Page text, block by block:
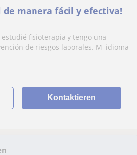
de manera fácil y efectiva!
fisioterapia y tengo una
de riesgos laborales. Mi idioma
Kontaktieren